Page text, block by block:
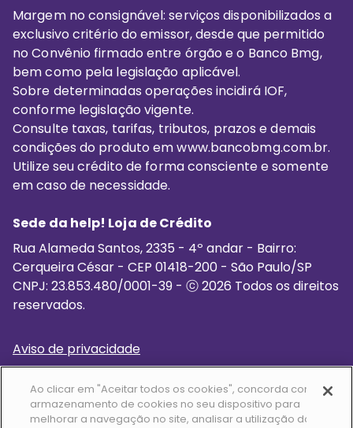
Margem no consignável: serviços disponibilizados a
exclusivo critério do emissor, desde que permitido
no Convênio firmado entre órgão e o Banco Bmg,
bem como pela legislação aplicável.
Sobre determinadas operações incidirá IOF,
conforme legislação vigente.
Consulte taxas, tarifas, tributos, prazos e demais
condições do produto em www.bancobmg.com.br.
Utilize seu crédito de forma consciente e somente
em caso de necessidade.
Sede da help! Loja de Crédito
Rua Alameda Santos, 2335 - 4º andar - Bairro:
Cerqueira César - CEP ‍01418-200 - São Paulo/SP
CNPJ: 23.853.480/0001-39 - ⓒ 2026 Todos os direitos
reservados.
Aviso de privacidade
Cookies que utilizamos
Ao clicar em "Aceitar todos os cookies", concorda com o
armazenamento de cookies no seu dispositivo para
melhorar a navegação no site, analisar a utilização do